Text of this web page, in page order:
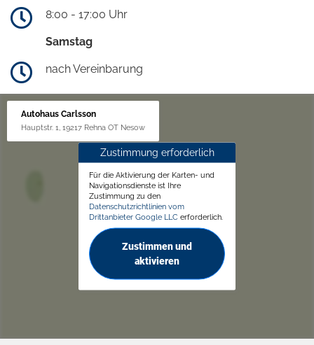
8:00 - 17:00 Uhr
Samstag
nach Vereinbarung
Autohaus Carlsson
Hauptstr. 1, 19217 Rehna OT Nesow
Zustimmung erforderlich
Für die Aktivierung der Karten- und
Navigationsdienste ist Ihre
Zustimmung zu den
Datenschutzrichtlinien vom
Drittanbieter Google LLC erforderlich.
Zustimmen und
aktivieren